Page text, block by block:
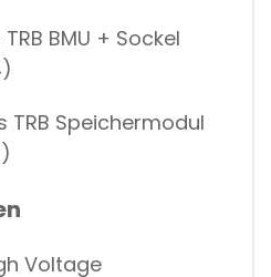
BMU + Sockel
TRB Speichermodul
Voltage